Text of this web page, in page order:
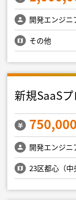
開発エンジニ
その他
新規SaaS
750,000
開発エンジニ
23区都心（中